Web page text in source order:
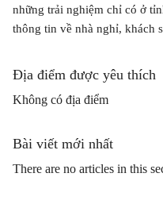
những trải nghiệm chỉ có ở
thông tin về nhà nghỉ, khách
Địa điểm được yêu thích
Không có địa điểm
Bài viết mới nhất
There are no articles in this